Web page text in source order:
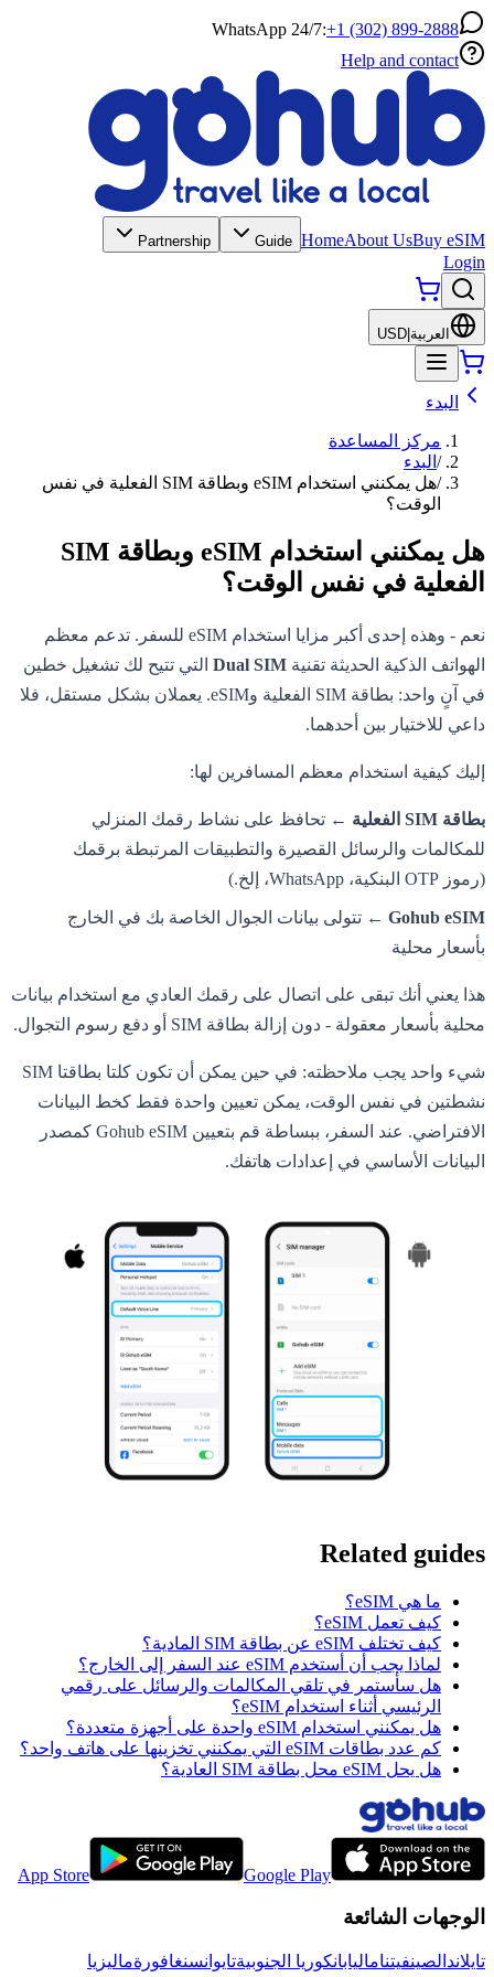
WhatsApp 24/7:+1 (302) 899-2888
Help and contact
HomeAbout UsBuy eSIM
Guide
Partnership
Login
العربية USD
البدء
مركز المساعدة
/ البدء
/
هل يمكنني استخدام eSIM وبطاقة SIM الفعلية في نفس
الوقت؟
هل يمكنني استخدام eSIM وبطاقة SIM
الفعلية في نفس الوقت؟
نعم - وهذه إحدى أكبر مزايا استخدام eSIM للسفر. تدعم معظم
الهواتف الذكية الحديثة تقنية Dual SIM التي تتيح لك تشغيل خطين
في آنٍ واحد: بطاقة SIM الفعلية وeSIM. يعملان بشكل مستقل، فلا
داعي للاختيار بين أحدهما.
إليك كيفية استخدام معظم المسافرين لها:
بطاقة SIM الفعلية
← تحافظ على نشاط رقمك المنزلي
للمكالمات والرسائل القصيرة والتطبيقات المرتبطة برقمك
(رموز OTP البنكية، WhatsApp، إلخ.)
Gohub eSIM ← تتولى بيانات الجوال الخاصة بك في الخارج
بأسعار محلية
هذا يعني أنك تبقى على اتصال على رقمك العادي مع استخدام بيانات
محلية بأسعار معقولة - دون إزالة بطاقة SIM أو دفع رسوم التجوال.
شيء واحد يجب ملاحظته: في حين يمكن أن تكون كلتا بطاقتا SIM
نشطتين في نفس الوقت، يمكن تعيين واحدة فقط كخط البيانات
الافتراضي. عند السفر، ببساطة قم بتعيين Gohub eSIM كمصدر
البيانات الأساسي في إعدادات هاتفك.
Related guides
ما هي eSIM؟
كيف تعمل eSIM؟
كيف تختلف eSIM عن بطاقة SIM المادية؟
لماذا يجب أن أستخدم eSIM عند السفر إلى الخارج؟
هل سأستمر في تلقي المكالمات والرسائل على رقمي
الرئيسي أثناء استخدام eSIM؟
هل يمكنني استخدام eSIM واحدة على أجهزة متعددة؟
كم عدد بطاقات eSIM التي يمكنني تخزينها على هاتف واحد؟
هل يحل eSIM محل بطاقة SIM العادية؟
App Store Google Play
الوجهات الشائعة
تايلاند الصينفيتناماليابانكوريا الجنوبيةتايوانسنغافورةماليزيا